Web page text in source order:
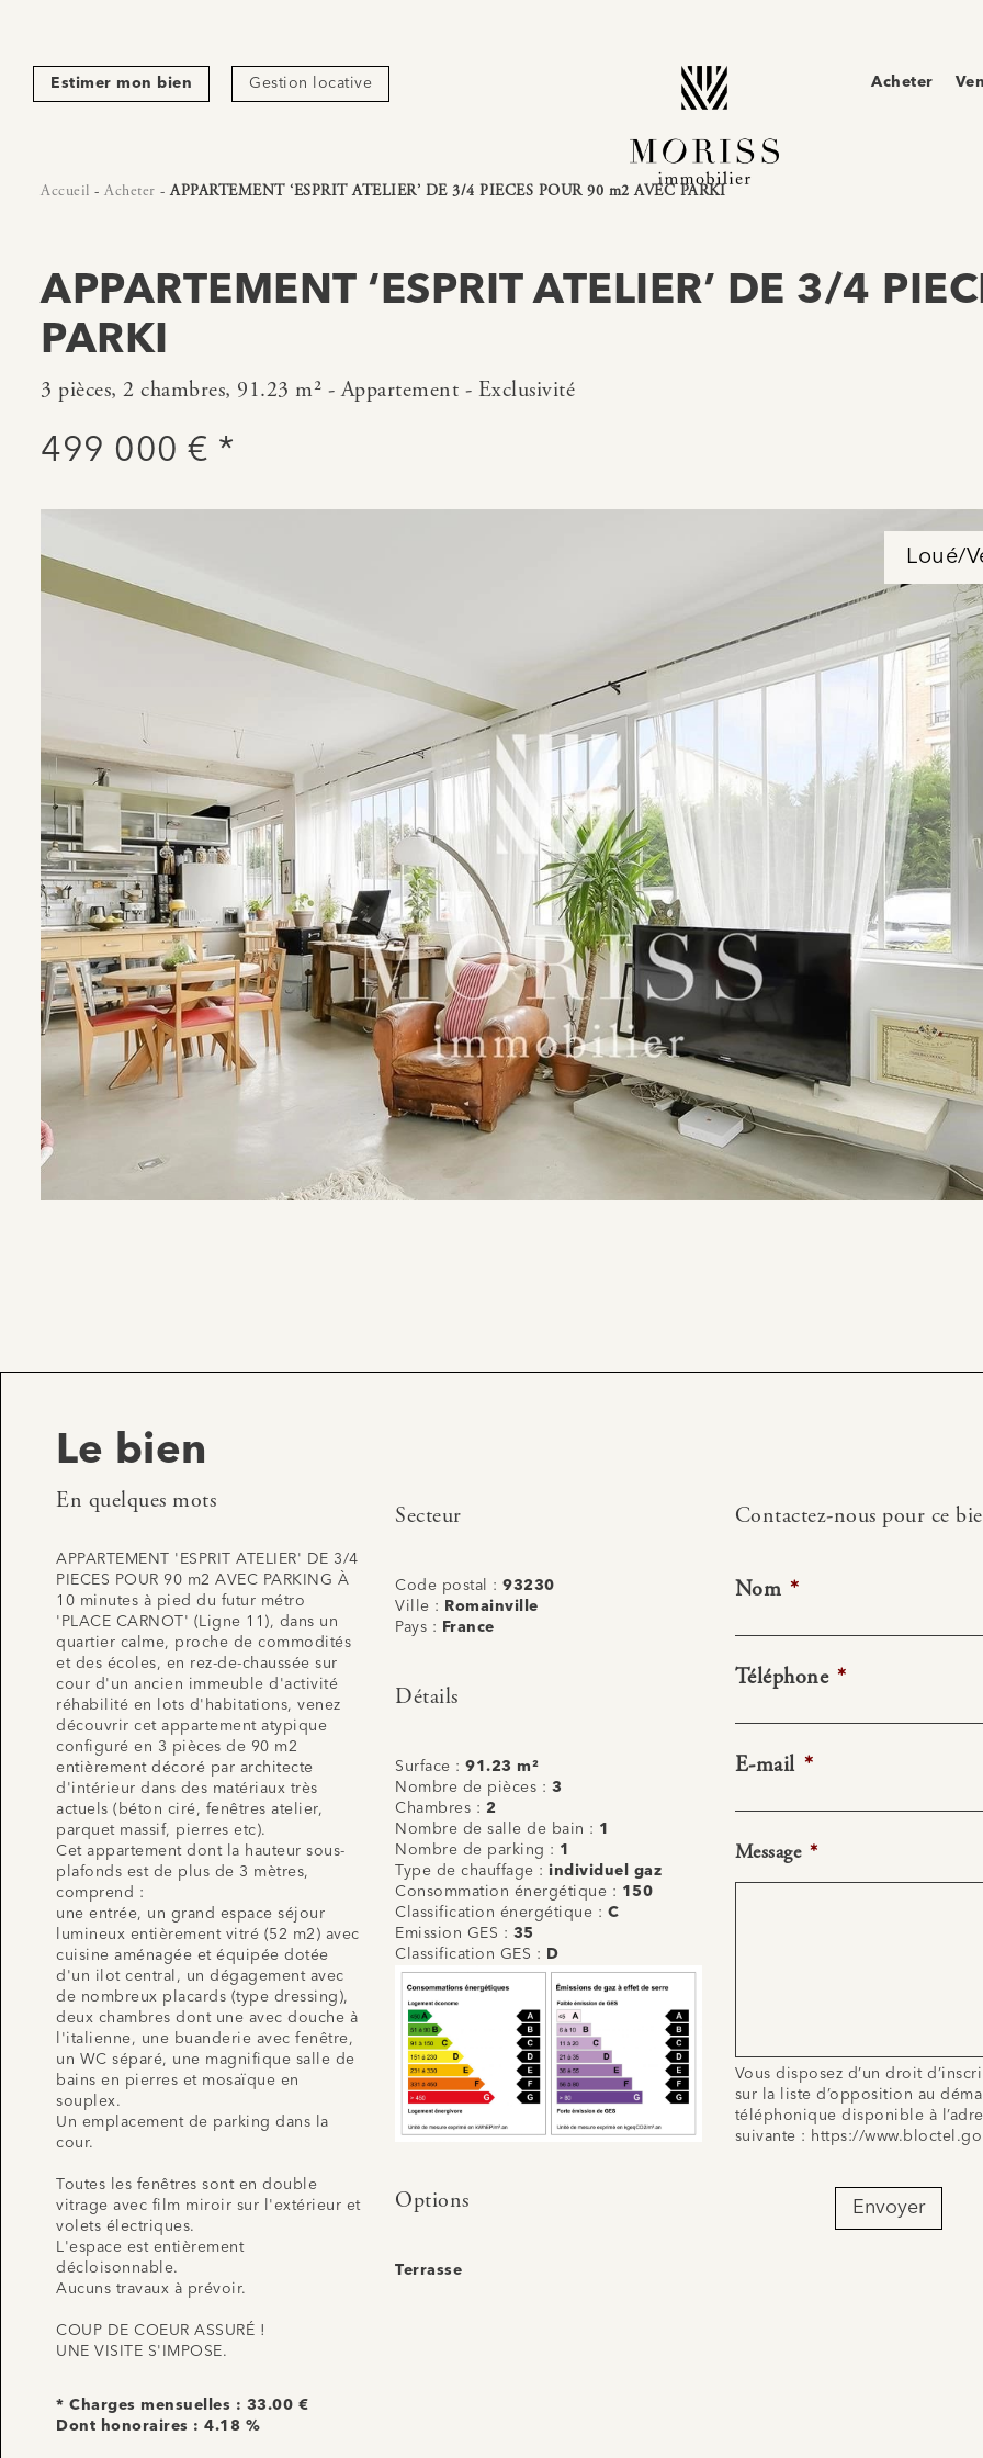
Estimer mon bien Gestion locative Acheter
Accueil - Acheter -APPARTEMENT ‘ESPRIT ATELIER’ DE 3/4 PIECES POUR 90 m2 AVEC PARKI
APPARTEMENT ‘ESPRIT ATELIER’ DE 3/4
PARKI
3 pièces, 2 chambres, 91.23 m² - Appartement - Exclusivité
499 000 € *
Loué/
Le bien
En quelques mots
APPARTEMENT 'ESPRIT ATELIER' DE 3/4
PIECES POUR 90 m2 AVEC PARKING À
10 minutes à pied du futur métro
'PLACE CARNOT' (Ligne 11), dans un
quartier calme, proche de commodités
et des écoles, en rez-de-chaussée sur
cour d'un ancien immeuble d'activité
réhabilité en lots d'habitations, venez
découvrir cet appartement atypique
configuré en 3 pièces de 90 m2
entièrement décoré par architecte
d'intérieur dans des matériaux très
actuels (béton ciré, fenêtres atelier,
parquet massif, pierres etc).
Cet appartement dont la hauteur sous-
plafonds est de plus de 3 mètres,
comprend :
une entrée, un grand espace séjour
lumineux entièrement vitré (52 m2) avec
cuisine aménagée et équipée dotée
d'un ilot central, un dégagement avec
de nombreux placards (type dressing),
deux chambres dont une avec douche à
l'italienne, une buanderie avec fenêtre,
un WC séparé, une magnifique salle de
bains en pierres et mosaïque en
souplex.
Un emplacement de parking dans la
cour.
Toutes les fenêtres sont en double
vitrage avec film miroir sur l'extérieur et
volets électriques.
L'espace est entièrement
décloisonnable.
Aucuns travaux à prévoir.
COUP DE COEUR ASSURÉ !
UNE VISITE S'IMPOSE.
* Charges mensuelles : 33.00 €
Dont honoraires : 4.18 %
Secteur
Code postal :93230
Ville :
Romainville
Pays :
France
Détails
Surface :91.23 m²
Nombre de pièces : 3
Chambres : 2
Nombre de salle de bain : 1
Nombre de parking : 1
Type de chauffage : individuel gaz
Consommation énergétique : 150
Classification énergétique : C
Emission GES : 35
Classification GES :
D
Options
Terrasse
Contactez-nous pour ce
Nom *
Téléphone *
E-mail *
Message *
Vous disposez d’un droit
sur la liste d’opposition au
téléphonique disponible à
suivante : https://
Envoyer